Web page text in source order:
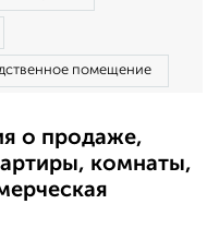
помещение
о продаже,
комнаты,